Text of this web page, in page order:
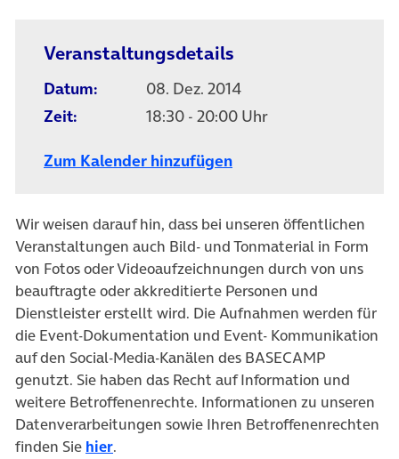
Veranstaltungsdetails
Datum:
08. Dez. 2014
Zeit:
18:30 - 20:00 Uhr
Zum Kalender hinzufügen
Wir weisen darauf hin, dass bei unseren öffentlichen
Veranstaltungen auch Bild- und Tonmaterial in Form
von Fotos oder Videoaufzeichnungen durch von uns
beauftragte oder akkreditierte Personen und
Dienstleister erstellt wird. Die Aufnahmen werden für
die Event-Dokumentation und Event- Kommunikation
auf den Social-Media-Kanälen des BASECAMP
genutzt. Sie haben das Recht auf Information und
weitere Betroffenenrechte. Informationen zu unseren
Datenverarbeitungen sowie Ihren Betroffenenrechten
finden Sie hier.